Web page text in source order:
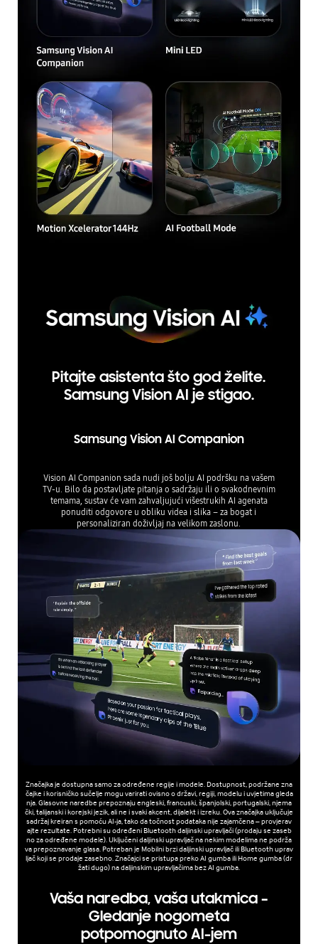
Pitajte asistenta što god želite.
Samsung Vision AI je stigao.
Samsung Vision AI Companion
Vision AI Companion sada nudi još bolju AI podršku na vašem
TV-u. Bilo da postavljate pitanja o sadržaju ili o svakodnevnim
temama, sustav će vam zahvaljujući višestrukih AI agenata
ponuditi odgovore u obliku videa i slika – za bogat i
personaliziran doživljaj na velikom zaslonu.
Značajka je dostupna samo za određene regije i modele. Dostupnost, podržane zna
čajke i korisničko sučelje mogu varirati ovisno o državi, regiji, modelu i uvjetima gleda
nja. Glasovne naredbe prepoznaju engleski, francuski, španjolski, portugalski, njema
čki, talijanski i korejski jezik, ali ne i svaki akcent, dijalekt i izreku. Ova značajka uključuje
sadržaj kreiran s pomoću AI-ja, tako da točnost podataka nije zajamčena – provjerav
ajte rezultate. Potrebni su određeni Bluetooth daljinski upravljači (prodaju se zaseb
no za određene modele). Uključeni daljinski upravljač na nekim modelima ne podrža
va prepoznavanje glasa. Potreban je Mobilni brzi daljinski upravljač ili Bluetooth uprav
ljač koji se prodaje zasebno. Značajci se pristupa preko AI gumba ili Home gumba (dr
žati dugo) na daljinskim upravljačima bez AI gumba.
Vaša naredba, vaša utakmica –
Gledanje nogometa
potpomognuto AI-jem